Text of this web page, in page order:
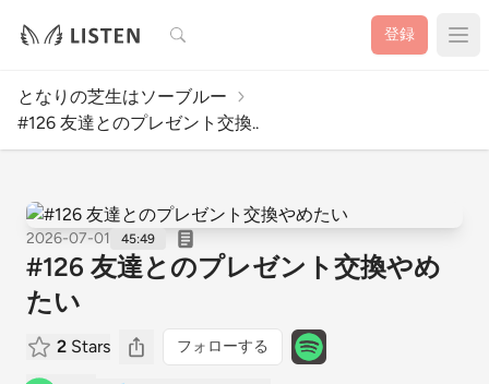
検索 登録
となりの芝生はソーブルー
#126 友達とのプレゼント交換..
2026-07-01 45:49
#126 友達とのプレゼント交換やめ
たい
2 Stars フォローする